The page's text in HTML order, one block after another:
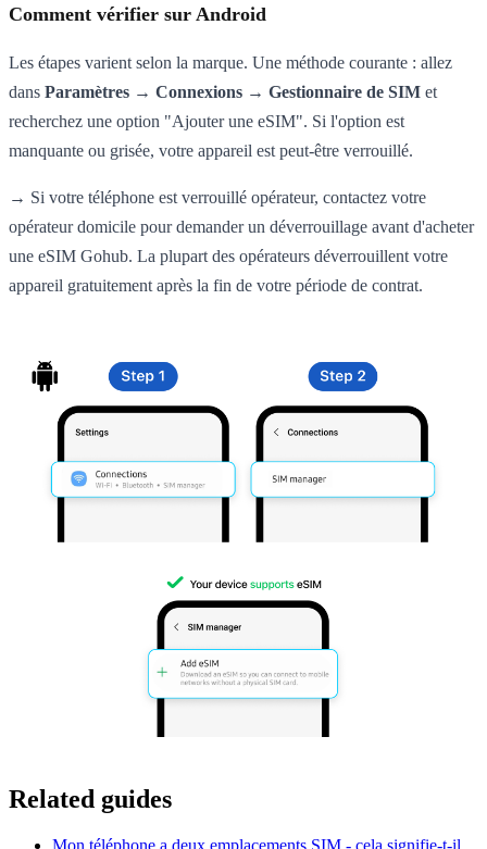
Comment vérifier sur Android
Les étapes varient selon la marque. Une méthode courante : allez
dans Paramètres → Connexions → Gestionnaire de SIM et
recherchez une option "Ajouter une eSIM". Si l'option est
manquante ou grisée, votre appareil est peut-être verrouillé.
→ Si votre téléphone est verrouillé opérateur, contactez votre
opérateur domicile pour demander un déverrouillage avant d'acheter
une eSIM Gohub. La plupart des opérateurs déverrouillent votre
appareil gratuitement après la fin de votre période de contrat.
Related guides
Mon téléphone a deux emplacements SIM - cela signifie-t-il